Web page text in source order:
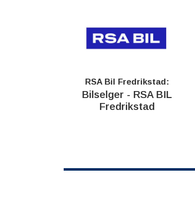
RSA Bil Fredrikstad:
Bilselger - RSA BIL
Fredrikstad